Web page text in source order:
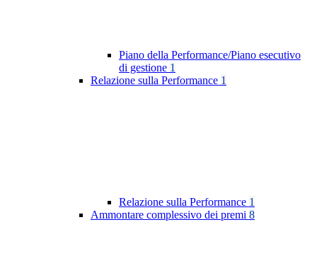
Piano della Performance/Piano esecutivo
di gestione 1
Relazione sulla Performance 1
Relazione sulla Performance 1
Ammontare complessivo dei premi 8